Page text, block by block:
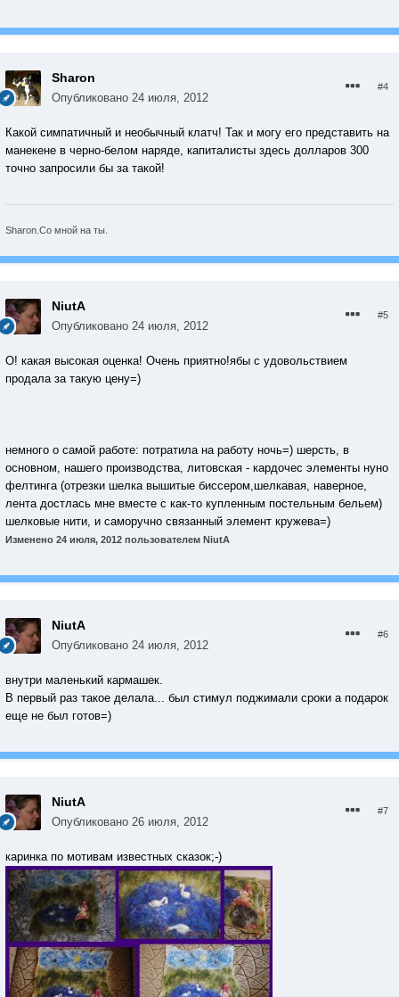
Sharon
Опубликовано 24 июля, 2012
#4
Какой симпатичный и необычный клатч! Так и могу его представить на
манекене в черно-белом наряде, капиталисты здесь долларов 300
точно запросили бы за такой!
Sharon.Со мной на ты.
NiutA
Опубликовано 24 июля, 2012
#5
О! какая высокая оценка! Очень приятно!ябы с удовольствием
продала за такую цену=)
немного о самой работе: потратила на работу ночь=) шерсть, в
основном, нашего производства, литовская - кардочес элементы нуно
фелтинга (отрезки шелка вышитые биссером,шелкавая, наверное,
лента достлась мне вместе с как-то купленным постельным бельем)
шелковые нити, и саморучно связанный элемент кружева=)
Изменено 24 июля, 2012 пользователем NiutA
NiutA
Опубликовано 24 июля, 2012
#6
внутри маленький кармашек.
В первый раз такое делала... был стимул поджимали сроки а подарок
еще не был готов=)
NiutA
Опубликовано 26 июля, 2012
#7
каринка по мотивам известных сказок;-)